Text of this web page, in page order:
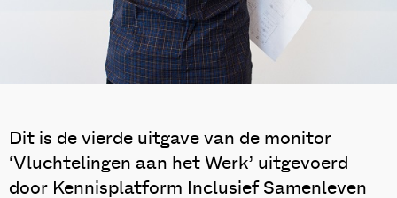
Dit is de vierde uitgave van de monitor
‘Vluchtelingen aan het Werk’ uitgevoerd
door Kennisplatform Inclusief Samenleven